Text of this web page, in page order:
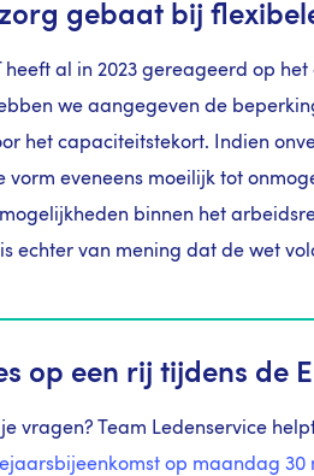
gebaat bij
heeft al in 2023 gereageerd op
we aangegeven de
het capaciteitstekort. Indien
vorm eveneens moeilijk tot
binnen het
echter van mening dat de wet
op een rij tijdens de
je vragen? Team Ledenservice
op maandag 30